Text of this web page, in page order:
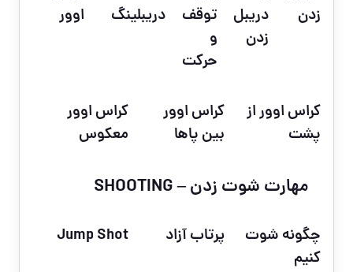
زدن
دریبل
زدن
توقف
و
حرکت
دریبلینگ
اوور
کراس اوور از
پشت
کراس اوور
بین پاها
کراس اوور
معکوس
مهارت شوت زدن – SHOOTING
چگونه شوت
کنیم
پرتاب آزاد Jump Shot